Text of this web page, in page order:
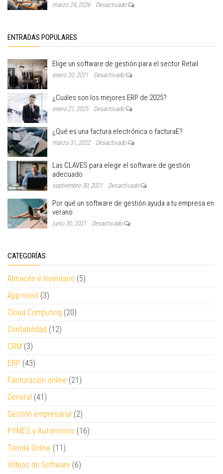
marzo 24, 2026 Desactivado
ENTRADAS POPULARES
Elige un software de gestión para el sector Retail
enero 20, 2021 Desactivado
¿Cuáles son los mejores ERP de 2025?
enero 21, 2025 Desactivado
¿Qué es una factura electrónica o facturaE?
marzo 31, 2022 Desactivado
Las CLAVES para elegir el software de gestión
adecuado
septiembre 30, 2021 Desactivado
Por qué un software de gestión ayuda a tu empresa en
verano
junio 30, 2021 Desactivado
CATEGORÍAS
Almacén e Inventario (5)
App móvil (3)
Cloud Computing (20)
Contabilidad (12)
CRM (3)
ERP (43)
Facturación online (21)
General (41)
Gestión empresarial (2)
PYMES y Autónomos (16)
Tienda Online (11)
Vídeos de Software (6)